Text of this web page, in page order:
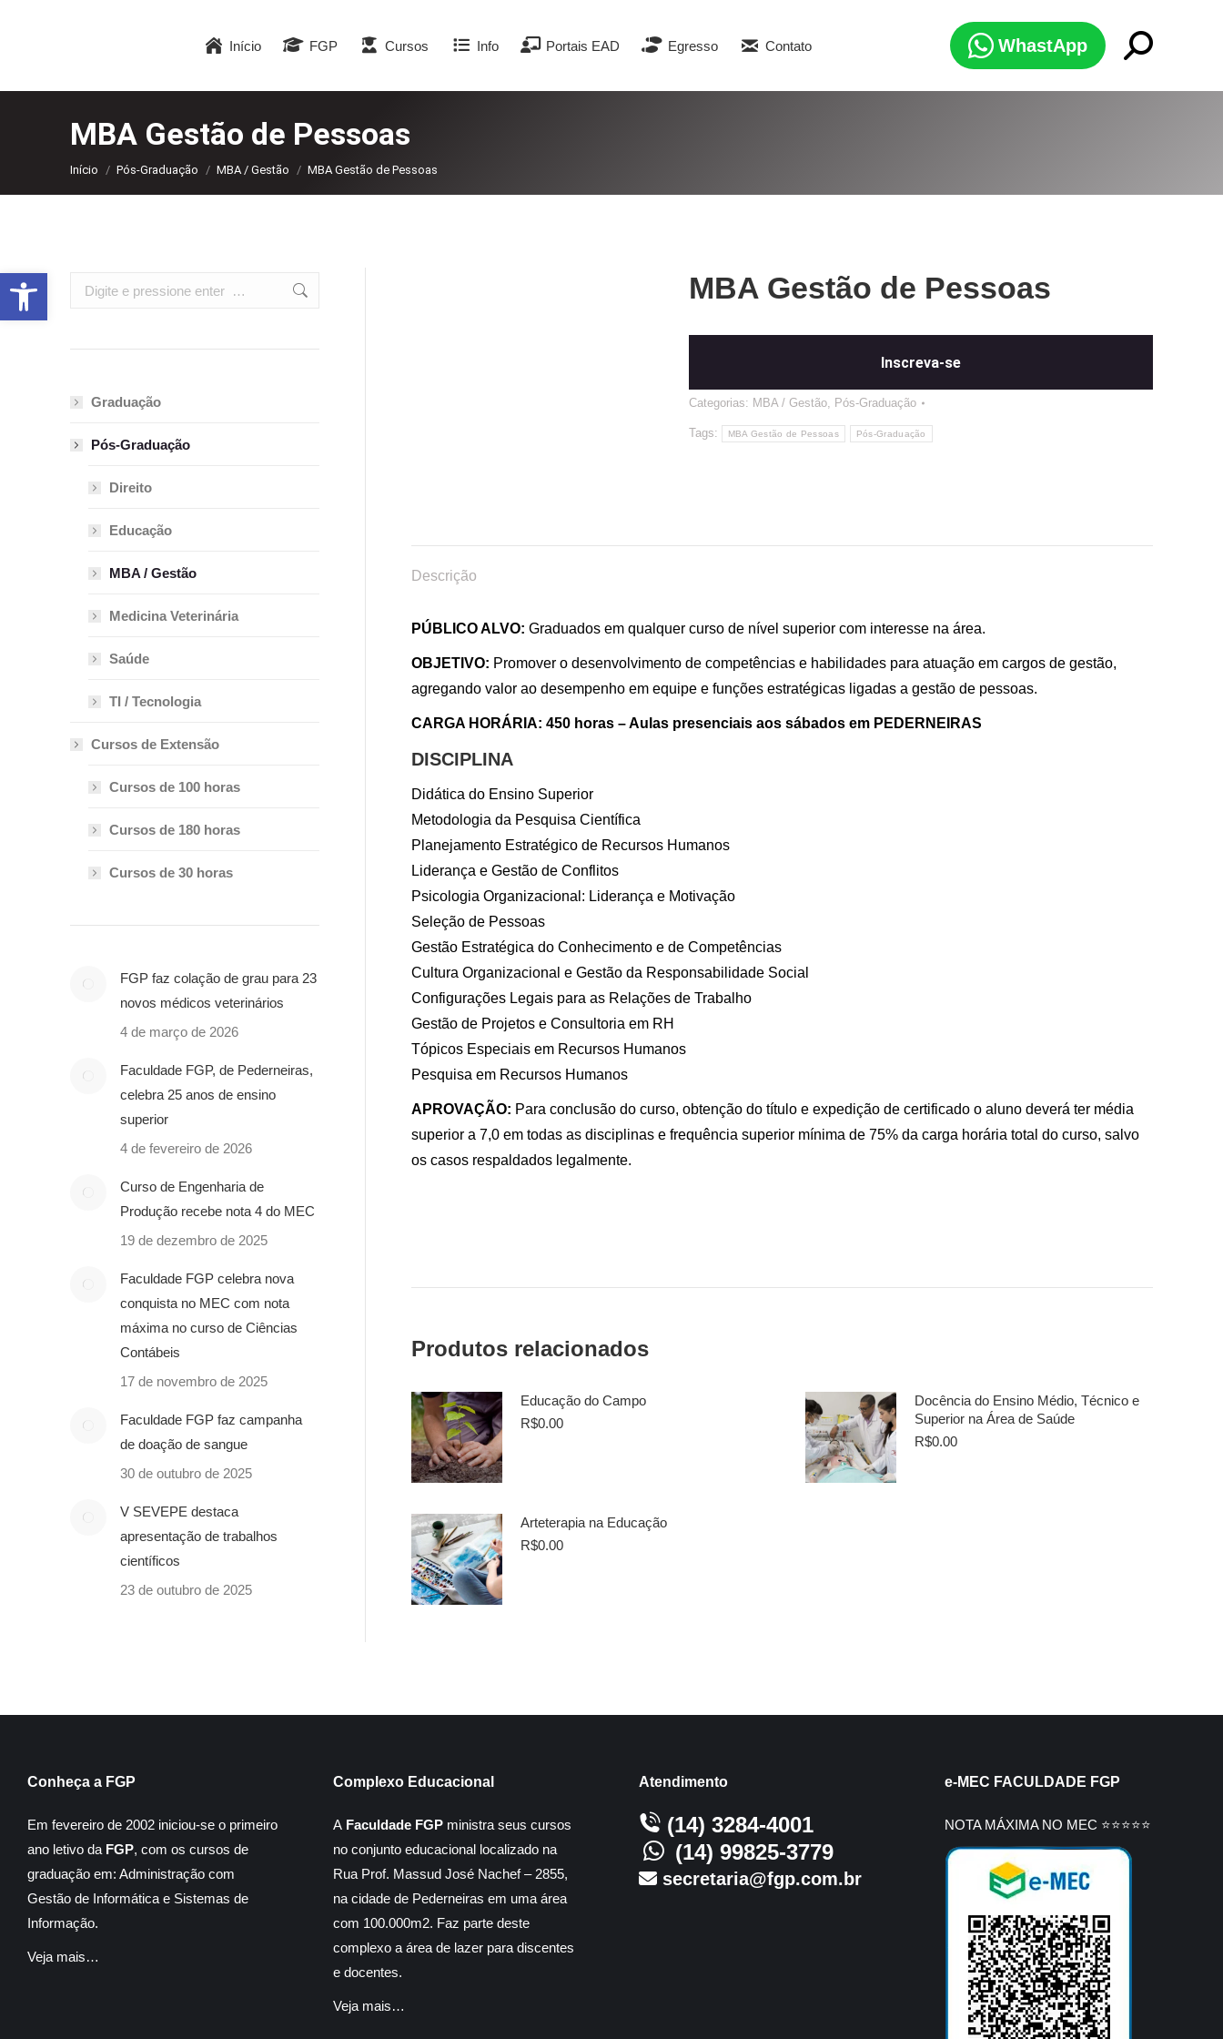
Início FGP Cursos Info Portais EAD Egresso Contato WhastApp Search:
MBA Gestão de Pessoas
Você está aqui:
Início Pós-Graduação MBA / Gestão MBA Gestão de Pessoas
MBA Gestão de Pessoas
Inscreva-se
Categorias: MBA / Gestão, Pós-Graduação
Tags: MBA Gestão de Pessoas Pós-Graduação
Descrição
PÚBLICO ALVO: Graduados em qualquer curso de nível superior com interesse na área.
OBJETIVO: Promover o desenvolvimento de competências e habilidades para atuação em cargos de gestão,
agregando valor ao desempenho em equipe e funções estratégicas ligadas a gestão de pessoas.
CARGA HORÁRIA: 450 horas – Aulas presenciais aos sábados em PEDERNEIRAS
DISCIPLINA
Didática do Ensino Superior
Metodologia da Pesquisa Científica
Planejamento Estratégico de Recursos Humanos
Liderança e Gestão de Conflitos
Psicologia Organizacional: Liderança e Motivação
Seleção de Pessoas
Gestão Estratégica do Conhecimento e de Competências
Cultura Organizacional e Gestão da Responsabilidade Social
Configurações Legais para as Relações de Trabalho
Gestão de Projetos e Consultoria em RH
Tópicos Especiais em Recursos Humanos
Pesquisa em Recursos Humanos
APROVAÇÃO: Para conclusão do curso, obtenção do título e expedição de certificado o aluno deverá ter média
superior a 7,0 em todas as disciplinas e frequência superior mínima de 75% da carga horária total do curso, salvo
os casos respaldados legalmente.
Produtos relacionados
Educação do Campo
R$0.00
Docência do Ensino Médio, Técnico e
Superior na Área de Saúde
R$0.00
Arteterapia na Educação
R$0.00
Search:
Graduação
Pós-Graduação
Direito
Educação
MBA / Gestão
Medicina Veterinária
Saúde
TI / Tecnologia
Cursos de Extensão
Cursos de 100 horas
Cursos de 180 horas
Cursos de 30 horas
FGP faz colação de grau para 23
novos médicos veterinários
4 de março de 2026
Faculdade FGP, de Pederneiras,
celebra 25 anos de ensino
superior
4 de fevereiro de 2026
Curso de Engenharia de
Produção recebe nota 4 do MEC
19 de dezembro de 2025
Faculdade FGP celebra nova
conquista no MEC com nota
máxima no curso de Ciências
Contábeis
17 de novembro de 2025
Faculdade FGP faz campanha
de doação de sangue
30 de outubro de 2025
V SEVEPE destaca
apresentação de trabalhos
científicos
23 de outubro de 2025
Conheça a FGP
Em fevereiro de 2002 iniciou-se o primeiro
ano letivo da FGP, com os cursos de
graduação em: Administração com
Gestão de Informática e Sistemas de
Informação.
Veja mais…
Complexo Educacional
A Faculdade FGP ministra seus cursos
no conjunto educacional localizado na
Rua Prof. Massud José Nachef – 2855,
na cidade de Pederneiras em uma área
com 100.000m2. Faz parte deste
complexo a área de lazer para discentes
e docentes.
Veja mais…
Atendimento
(14) 3284-4001
(14) 99825-3779
secretaria@fgp.com.br
e-MEC FACULDADE FGP
NOTA MÁXIMA NO MEC ⭐⭐⭐⭐⭐
Abrir a barra de ferramentas